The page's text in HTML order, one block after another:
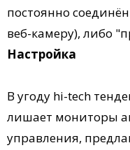
постоянно
веб-камеру), либо
Настройка
В угоду hi-tech
лишает мониторы
управления,